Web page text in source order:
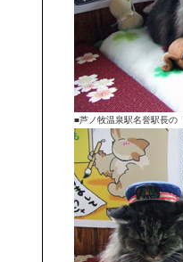
■芦ノ牧温泉駅名誉駅長の